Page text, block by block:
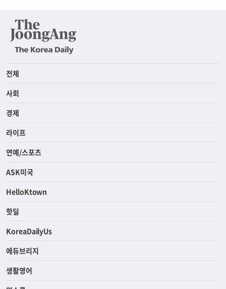
전체
사회
경제
라이프
연예/스포츠
ASK미국
HelloKtown
핫딜
KoreaDailyUs
에듀브리지
생활영어